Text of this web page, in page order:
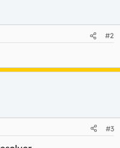
#2
#3